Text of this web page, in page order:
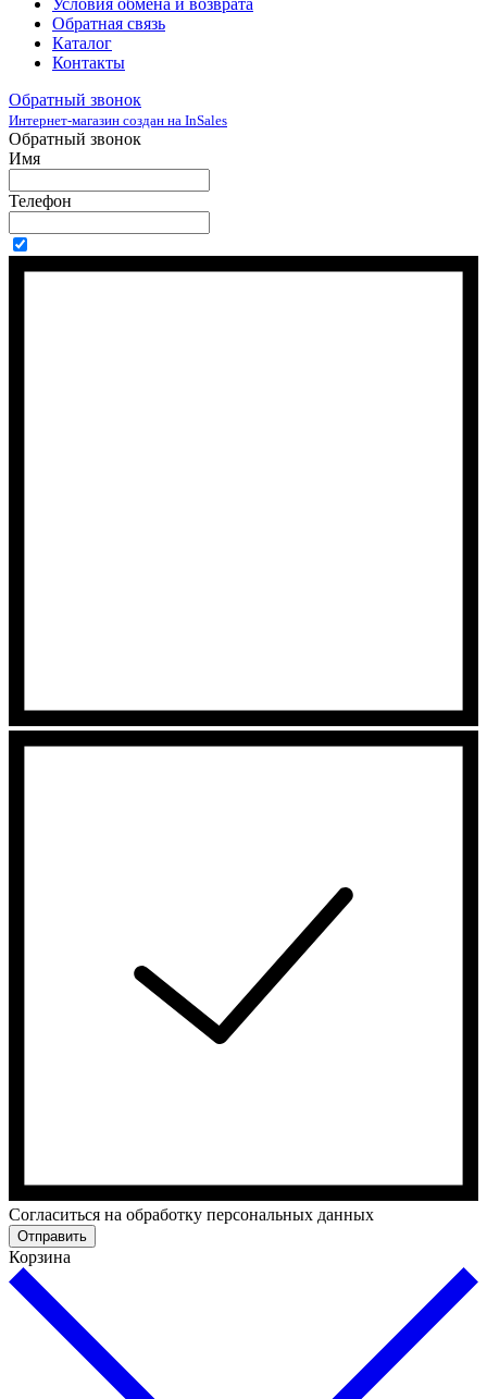
Обратная связь
Каталог
Контакты
Обратный звонок
Интернет-магазин создан на InSales
Обратный звонок
Имя
Телефон
Cогласиться на обработку персональных данных
Отправить
Корзина